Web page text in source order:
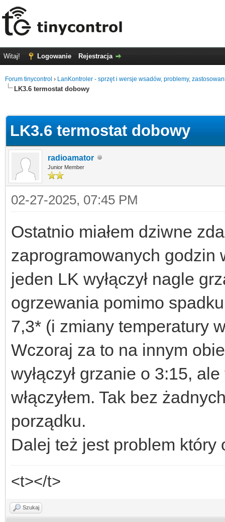
Witaj! Logowanie Rejestracja
Forum tinycontrol › LanKontroler - sprzęt i wersje wsadów, problemy,
LK3.6 termostat dobowy
LK3.6 termostat dobowy
radioamator
Junior Member
02-27-2025, 07:45 PM
Ostatnio miałem dziwne
zaprogramowanych godzin
jeden LK wyłączył nagle
ogrzewania pomimo
7,3* (i zmiany temperatury
Wczoraj za to na innym
wyłączył grzanie o 3:15,
włączyłem. Tak bez
porządku.
Dalej też jest problem który
<t></t>
Szukaj